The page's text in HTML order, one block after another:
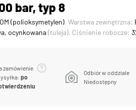
bar, typ 8
(polioksymetylen). Warstwa zewnętrzna:
ocynkowana(tuleja). Ciśnienie robocze:
zamówienie
po
Odbiór w oddziale
Niedostępny